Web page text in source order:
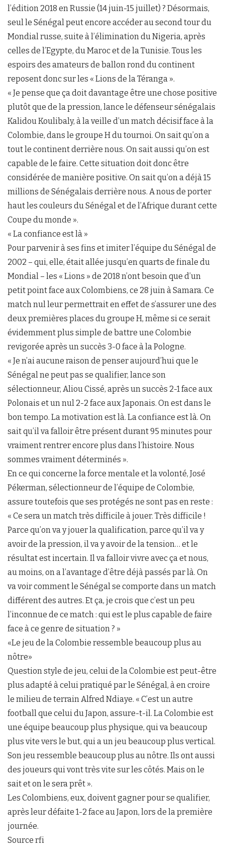
l’édition 2018 en Russie (14 juin-15 juillet) ? Désormais,
seul le Sénégal peut encore accéder au second tour du
Mondial russe, suite à l’élimination du Nigeria, après
celles de l’Egypte, du Maroc et de la Tunisie. Tous les
espoirs des amateurs de ballon rond du continent
reposent donc sur les « Lions de la Téranga ».
« Je pense que ça doit davantage être une chose positive
plutôt que de la pression, lance le défenseur sénégalais
Kalidou Koulibaly, à la veille d’un match décisif face à la
Colombie, dans le groupe H du tournoi. On sait qu’on a
tout le continent derrière nous. On sait aussi qu’on est
capable de le faire. Cette situation doit donc être
considérée de manière positive. On sait qu’on a déjà 15
millions de Sénégalais derrière nous. A nous de porter
haut les couleurs du Sénégal et de l’Afrique durant cette
Coupe du monde ».
« La confiance est là »
Pour parvenir à ses fins et imiter l’équipe du Sénégal de
2002 – qui, elle, était allée jusqu’en quarts de finale du
Mondial – les « Lions » de 2018 n’ont besoin que d’un
petit point face aux Colombiens, ce 28 juin à Samara. Ce
match nul leur permettrait en effet de s’assurer une des
deux premières places du groupe H, même si ce serait
évidemment plus simple de battre une Colombie
revigorée après un succès 3-0 face à la Pologne.
« Je n’ai aucune raison de penser aujourd’hui que le
Sénégal ne peut pas se qualifier, lance son
sélectionneur, Aliou Cissé, après un succès 2-1 face aux
Polonais et un nul 2-2 face aux Japonais. On est dans le
bon tempo. La motivation est là. La confiance est là. On
sait qu’il va falloir être présent durant 95 minutes pour
vraiment rentrer encore plus dans l’histoire. Nous
sommes vraiment déterminés ».
En ce qui concerne la force mentale et la volonté, José
Pékerman, sélectionneur de l’équipe de Colombie,
assure toutefois que ses protégés ne sont pas en reste :
« Ce sera un match très difficile à jouer. Très difficile !
Parce qu’on va y jouer la qualification, parce qu’il va y
avoir de la pression, il va y avoir de la tension… et le
résultat est incertain. Il va falloir vivre avec ça et nous,
au moins, on a l’avantage d’être déjà passés par là. On
va voir comment le Sénégal se comporte dans un match
différent des autres. Et ça, je crois que c’est un peu
l’inconnue de ce match : qui est le plus capable de faire
face à ce genre de situation ? »
«Le jeu de la Colombie ressemble beaucoup plus au
nôtre»
Question style de jeu, celui de la Colombie est peut-être
plus adapté à celui pratiqué par le Sénégal, à en croire
le milieu de terrain Alfred Ndiaye. « C’est un autre
football que celui du Japon, assure-t-il. La Colombie est
une équipe beaucoup plus physique, qui va beaucoup
plus vite vers le but, qui a un jeu beaucoup plus vertical.
Son jeu ressemble beaucoup plus au nôtre. Ils ont aussi
des joueurs qui vont très vite sur les côtés. Mais on le
sait et on le sera prêt ».
Les Colombiens, eux, doivent gagner pour se qualifier,
après leur défaite 1-2 face au Japon, lors de la première
journée.
Source rfi